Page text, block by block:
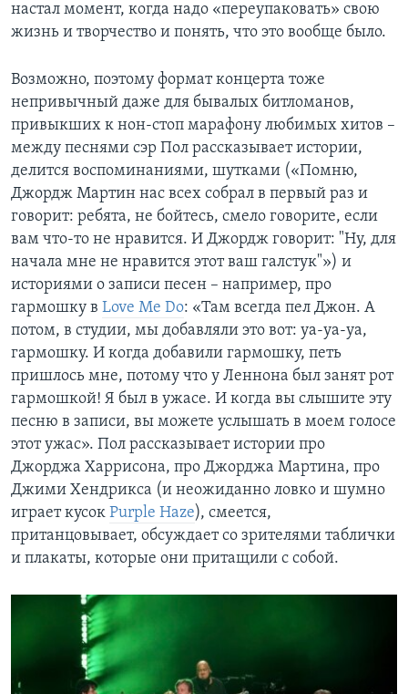
настал момент, когда надо «переупаковать» свою
жизнь и творчество и понять, что это вообще было.
Возможно, поэтому формат концерта тоже
непривычный даже для бывалых битломанов,
привыкших к нон-стоп марафону любимых хитов –
между песнями сэр Пол рассказывает истории,
делится воспоминаниями, шутками («Помню,
Джордж Мартин нас всех собрал в первый раз и
говорит: ребята, не бойтесь, смело говорите, если
вам что-то не нравится. И Джордж говорит: "Ну, для
начала мне не нравится этот ваш галстук"») и
историями о записи песен – например, про
гармошку в Love Me Do: «Там всегда пел Джон. А
потом, в студии, мы добавляли это вот: уа-уа-уа,
гармошку. И когда добавили гармошку, петь
пришлось мне, потому что у Леннона был занят рот
гармошкой! Я был в ужасе. И когда вы слышите эту
песню в записи, вы можете услышать в моем голосе
этот ужас». Пол рассказывает истории про
Джорджа Харрисона, про Джорджа Мартина, про
Джими Хендрикса (и неожиданно ловко и шумно
играет кусок Purple Haze), смеется,
пританцовывает, обсуждает со зрителями таблички
и плакаты, которые они притащили с собой.